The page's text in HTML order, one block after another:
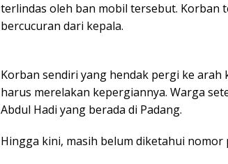
terlindas oleh ban mobil tersebut. Korban
bercucuran dari kepala.
Korban sendiri yang hendak pergi ke
harus merelakan kepergiannya. Warga
Abdul Hadi yang berada di Padang.
Hingga kini, masih belum diketahui